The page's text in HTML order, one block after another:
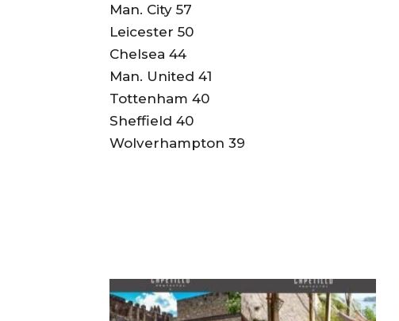
Man. City 57
Leicester 50
Chelsea 44
Man. United 41
Tottenham 40
Sheffield 40
Wolverhampton 39